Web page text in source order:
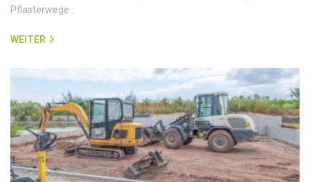
Pflasterwege…
WEITER